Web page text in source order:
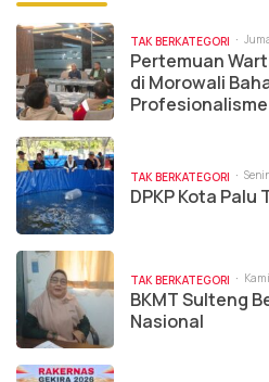
TAK BERKATEGORI
Pertemuan
di Morowali
TAK BERKATEGORI
DPKP Kota Palu
TAK BERKATEGORI
BKMT Sulteng
Nasional